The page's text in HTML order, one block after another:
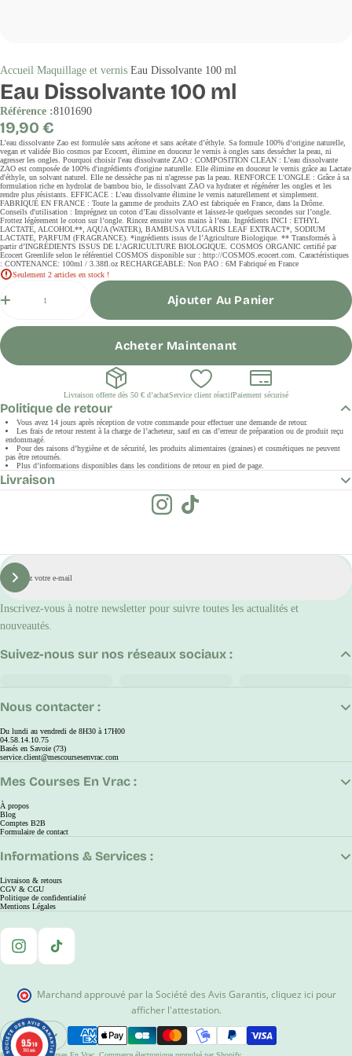
Accueil Maquillage et vernis Eau Dissolvante 100 ml
Eau Dissolvante 100 ml
Référence :8101690
Prix
régulier
19,90 €
L’eau dissolvante Zao est formulée sans acétone et sans acétate d’éthyle. Sa formule 100% d‘origine naturelle,
vegan et validée Bio cosmos par Ecocert, élimine en douceur le vernis à ongles sans dessécher la peau, ni
agresser les ongles. Pourquoi choisir l'eau dissolvante ZAO : COMPOSITION CLEAN : L'eau dissolvante
ZAO est composée de 100% d'ingrédients d'origine naturelle. Elle élimine en douceur le vernis grâce au Lactate
d'éthyle, un solvant naturel. Elle ne dessèche pas ni n'agresse pas la peau. RENFORCE L'ONGLE : Grâce à sa
formulation riche en hydrolat de bambou bio, le dissolvant ZAO va hydrater et régénérer les ongles et les
rendre plus résistants. EFFICACE : L'eau dissolvante élimine le vernis naturellement et simplement.
FABRIQUÉ EN FRANCE : Toute la gamme de produits ZAO est fabriquée en France, dans la Drôme.
Conseils d'utilisation : Imprégnez un coton d’Eau dissolvante et laissez-le quelques secondes sur l’ongle.
Frottez légèrement le coton sur l’ongle. Rincez ensuite vos mains à l’eau. Ingrédients INCI : ETHYL
LACTATE, ALCOHOL**, AQUA (WATER), BAMBUSA VULGARIS LEAF EXTRACT*, SODIUM
LACTATE, PARFUM (FRAGRANCE). *ingrédients issus de l’Agriculture Biologique. ** Transformés à
partir d’INGRÉDIENTS ISSUS DE L'AGRICULTURE BIOLOGIQUE. COSMOS ORGANIC certifié par
Ecocert Greenlife selon le référentiel COSMOS disponible sur : http://COSMOS.ecocert.com. Caractéristiques
: CONTENANCE: 100ml / 3.38fl.oz RECHARGEABLE: Non PAO : 6M Fabriqué en France
Seulement 2 articles en stock !
Ajouter Au Panier
Acheter Maintenant
Livraison offerte dès 50 € d’achatService client réactifPaiement sécurisé
Politique de retour
Vous avez 14 jours après réception de votre commande pour effectuer une demande de retour.
Les frais de retour restent à la charge de l’acheteur, sauf en cas d’erreur de préparation ou de produit reçu
endommagé.
Pour des raisons d’hygiène et de sécurité, les produits alimentaires (graines) et cosmétiques ne peuvent
pas être retournés.
Plus d’informations disponibles dans les conditions de retour en pied de page.
Livraison
E-
mail
S'inscrire
Inscrivez-vous à notre newsletter pour suivre toutes les actualités et
nouveautés.
Nous contacter :
Du lundi au vendredi de 8H30 à 17H00
04.58.14.10.75
Basés en Savoie (73)
service.client@mescoursesenvrac.com
Mes Courses En Vrac :
À propos
Blog
Comptes B2B
Formulaire de contact
Informations & Services :
Livraison & retours
CGV & CGU
Politique de confidentialité
Mentions Légales
Suivez-nous sur nos réseaux sociaux :
Instagram
TikTok
Marchand approuvé par la Société des Avis Garantis, cliquez ici pour
afficher l'attestation.
Ouvrir Le Sélecteur De Région Et De Langue
EUR
9.5/10
780 avis
9.5/10
780 avis